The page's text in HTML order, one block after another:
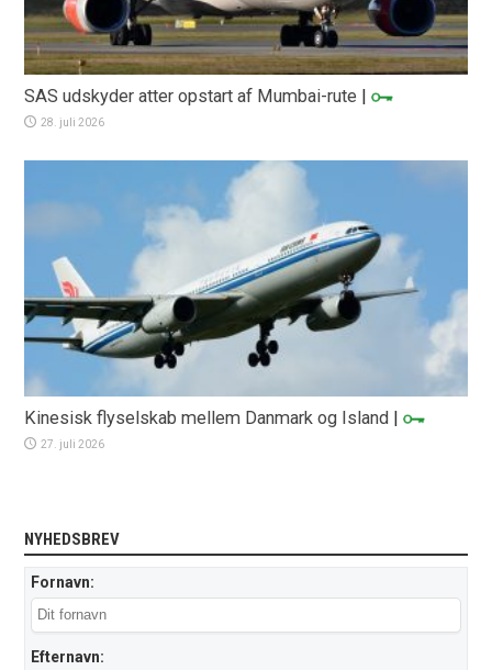
SAS udskyder atter opstart af Mumbai-rute |
28. juli 2026
Kinesisk flyselskab mellem Danmark og Island |
27. juli 2026
NYHEDSBREV
Fornavn:
Efternavn: